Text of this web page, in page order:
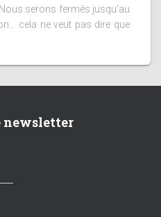
Nous serons fermés jusqu’au
cela ne veut pas dire que
newsletter